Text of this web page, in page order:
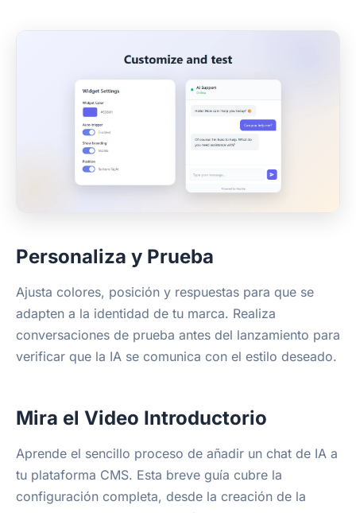
Personaliza y Prueba
Ajusta colores, posición y respuestas para que se
adapten a la identidad de tu marca. Realiza
conversaciones de prueba antes del lanzamiento para
verificar que la IA se comunica con el estilo deseado.
Mira el Video Introductorio
Aprende el sencillo proceso de añadir un chat de IA a
tu plataforma CMS. Esta breve guía cubre la
configuración completa, desde la creación de la